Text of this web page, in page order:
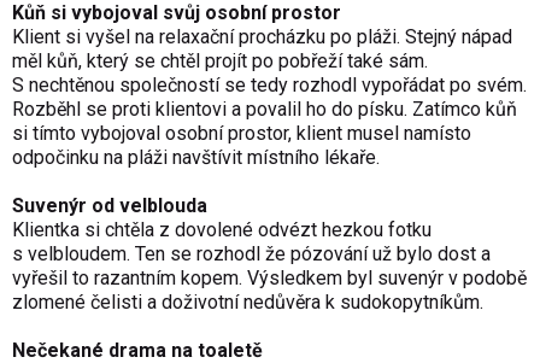
Kůň si vybojoval svůj osobní prostor
Klient si vyšel na relaxační procházku po pláži. Stejný nápad
měl kůň, který se chtěl projít po pobřeží také sám.
S nechtěnou společností se tedy rozhodl vypořádat po svém.
Rozběhl se proti klientovi a povalil ho do písku. Zatímco kůň
si tímto vybojoval osobní prostor, klient musel namísto
odpočinku na pláži navštívit místního lékaře.
Suvenýr od velblouda
Klientka si chtěla z dovolené odvézt hezkou fotku
s velbloudem. Ten se rozhodl že pózování už bylo dost a
vyřešil to razantním kopem. Výsledkem byl suvenýr v podobě
zlomené čelisti a doživotní nedůvěra k sudokopytníkům.
Nečekané drama na toaletě